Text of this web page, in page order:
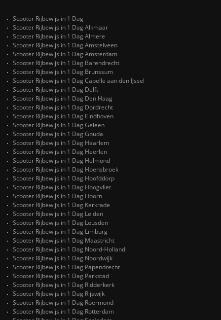
Scooter Rijbewijs in 1 Dag
Scooter Rijbewijs in 1 Dag Alkmaar
Scooter Rijbewijs in 1 Dag Almere
Scooter Rijbewijs in 1 Dag Amstelveen
Scooter Rijbewijs in 1 Dag Amsterdam
Scooter Rijbewijs in 1 Dag Barendrecht
Scooter Rijbewijs in 1 Dag Brunssum
Scooter Rijbewijs in 1 Dag Capelle aan den IJssel
Scooter Rijbewijs in 1 Dag Delft
Scooter Rijbewijs in 1 Dag Den Haag
Scooter Rijbewijs in 1 Dag Dordrecht
Scooter Rijbewijs in 1 Dag Eindhoven
Scooter Rijbewijs in 1 Dag Geleen
Scooter Rijbewijs in 1 Dag Gouda
Scooter Rijbewijs in 1 Dag Haarlem
Scooter Rijbewijs in 1 Dag Heerlen
Scooter Rijbewijs in 1 Dag Helmond
Scooter Rijbewijs in 1 Dag Hoensbroek
Scooter Rijbewijs in 1 Dag Hoofddorp
Scooter Rijbewijs in 1 Dag Hoogvliet
Scooter Rijbewijs in 1 Dag Hoorn
Scooter Rijbewijs in 1 Dag Kerkrade
Scooter Rijbewijs in 1 Dag Leiden
Scooter Rijbewijs in 1 Dag Leusden
Scooter Rijbewijs in 1 Dag Limburg
Scooter Rijbewijs in 1 Dag Maastricht
Scooter Rijbewijs in 1 Dag Noord-Holland
Scooter Rijbewijs in 1 Dag Noordwijk
Scooter Rijbewijs in 1 Dag Papendrecht
Scooter Rijbewijs in 1 Dag Parkstad
Scooter Rijbewijs in 1 Dag Ridderkerk
Scooter Rijbewijs in 1 Dag Rijswijk
Scooter Rijbewijs in 1 Dag Roermond
Scooter Rijbewijs in 1 Dag Rotterdam